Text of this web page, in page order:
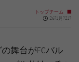
トップチーム
Published
26?1月?21?
舞台がFCバル